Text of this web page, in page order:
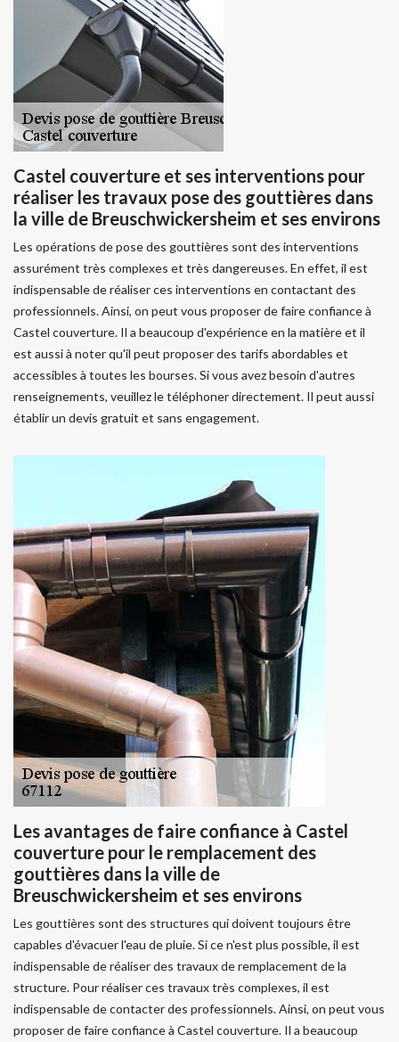
Castel couverture et ses interventions pour
réaliser les travaux pose des gouttières dans
la ville de Breuschwickersheim et ses environs
Les opérations de pose des gouttières sont des interventions
assurément très complexes et très dangereuses. En effet, il est
indispensable de réaliser ces interventions en contactant des
professionnels. Ainsi, on peut vous proposer de faire confiance à
Castel couverture. Il a beaucoup d'expérience en la matière et il
est aussi à noter qu'il peut proposer des tarifs abordables et
accessibles à toutes les bourses. Si vous avez besoin d'autres
renseignements, veuillez le téléphoner directement. Il peut aussi
établir un devis gratuit et sans engagement.
Les avantages de faire confiance à Castel
couverture pour le remplacement des
gouttières dans la ville de
Breuschwickersheim et ses environs
Les gouttières sont des structures qui doivent toujours être
capables d'évacuer l'eau de pluie. Si ce n'est plus possible, il est
indispensable de réaliser des travaux de remplacement de la
structure. Pour réaliser ces travaux très complexes, il est
indispensable de contacter des professionnels. Ainsi, on peut vous
proposer de faire confiance à Castel couverture. Il a beaucoup